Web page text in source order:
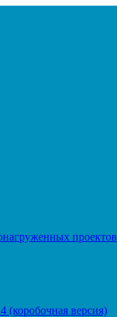
проектов
(коробочная версия)